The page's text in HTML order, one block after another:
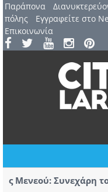
Παράπονα
πόλης
Εγγραφείτε στο
Επικοινωνία
Συνεχάρη το